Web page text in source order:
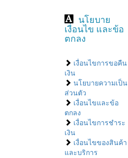
นโยบาย
เงื่อนไข และข้อ
ตกลง
เงื่อนไขการขอคืน
เงิน
นโยบายความเป็น
ส่วนตัว
เงื่อนไขและข้อ
ตกลง
เงื่อนไขการชำระ
เงิน
เงื่อนไขของสินค้า
และบริการ